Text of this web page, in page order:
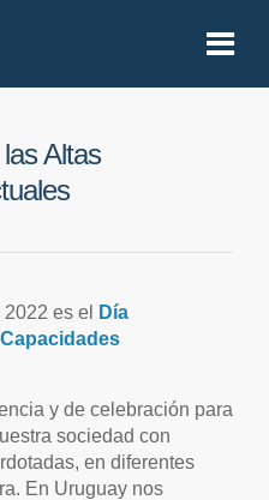
Altas
es el
Día
y de celebración para
sociedad con
en diferentes
En Uruguay nos